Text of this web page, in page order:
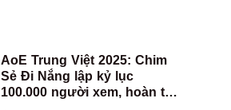
AoE Trung Việt 2025: Chim
Sẻ Đi Nắng lập kỷ lục
100.000 người xem, hoàn tất